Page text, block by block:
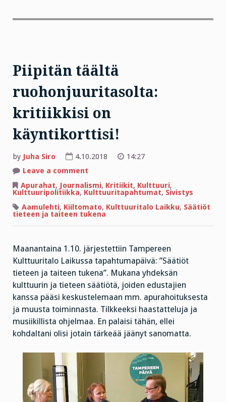
Piipitän täältä
ruohonjuuritasolta:
kritiikkisi on
käyntikorttisi!
by Juha Siro 4.10.2018
14:27
Leave a comment
täältä
ruohonjuuritasolta:
on
käyntikorttisi!
Apurahat, Journalismi, Kritiikit, Kulttuuri,
Kulttuuripolitiikka, Kulttuuritapahtumat, Sivistys
Aamulehti, Kiiltomato, Kulttuuritalo Laikku, Säätiöt
tieteen ja taiteen tukena
Maanantaina 1.10. järjestettiin Tampereen
Kulttuuritalo Laikussa tapahtumapäivä: ”Säätiöt
tieteen ja taiteen tukena”. Mukana yhdeksän
kulttuurin ja tieteen säätiötä, joiden edustajien
kanssa pääsi keskustelemaan mm. apurahoituksesta
ja muusta toiminnasta. Tilkkeeksi haastatteluja ja
musiikillista ohjelmaa. En palaisi tähän, ellei
kohdaltani olisi jotain tärkeää jäänyt sanomatta.